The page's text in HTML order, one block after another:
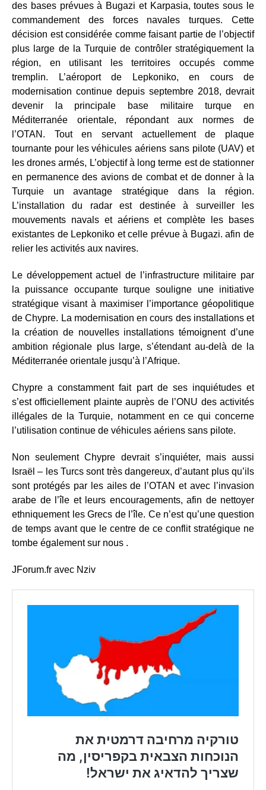
des bases prévues à Bugazi et Karpasia, toutes sous le
commandement des forces navales turques. Cette
décision est considérée comme faisant partie de l’objectif
plus large de la Turquie de contrôler stratégiquement la
région, en utilisant les territoires occupés comme
tremplin. L’aéroport de Lepkoniko, en cours de
modernisation continue depuis septembre 2018, devrait
devenir la principale base militaire turque en
Méditerranée orientale, répondant aux normes de
l’OTAN. Tout en servant actuellement de plaque
tournante pour les véhicules aériens sans pilote (UAV) et
les drones armés, L’objectif à long terme est de stationner
en permanence des avions de combat et de donner à la
Turquie un avantage stratégique dans la région.
L’installation du radar est destinée à surveiller les
mouvements navals et aériens et complète les bases
existantes de Lepkoniko et celle prévue à Bugazi. afin de
relier les activités aux navires.
Le développement actuel de l’infrastructure militaire par
la puissance occupante turque souligne une initiative
stratégique visant à maximiser l’importance géopolitique
de Chypre. La modernisation en cours des installations et
la création de nouvelles installations témoignent d’une
ambition régionale plus large, s’étendant au-delà de la
Méditerranée orientale jusqu’à l’Afrique.
Chypre a constamment fait part de ses inquiétudes et
s’est officiellement plainte auprès de l’ONU des activités
illégales de la Turquie, notamment en ce qui concerne
l’utilisation continue de véhicules aériens sans pilote.
Non seulement Chypre devrait s’inquiéter, mais aussi
Israël – les Turcs sont très dangereux, d’autant plus qu’ils
sont protégés par les ailes de l’OTAN et avec l’invasion
arabe de l’île et leurs encouragements, afin de nettoyer
ethniquement les Grecs de l’île. Ce n’est qu’une question
de temps avant que le centre de ce conflit stratégique ne
tombe également sur nous .
JForum.fr avec Nziv